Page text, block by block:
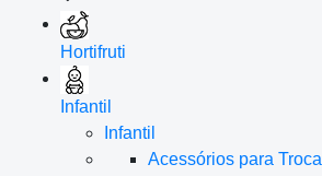
Hortifruti
Infantil
Infantil
Acessórios para Troca